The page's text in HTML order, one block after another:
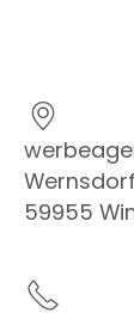
59955